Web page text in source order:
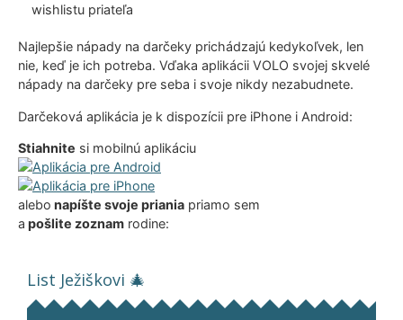
wishlistu priateľa
Najlepšie nápady na darčeky prichádzajú kedykoľvek, len
nie, keď je ich potreba. Vďaka aplikácii VOLO svojej skvelé
nápady na darčeky pre seba i svoje nikdy nezabudnete.
Darčeková aplikácia je k dispozícii pre iPhone i Android:
Stiahnite si mobilnú aplikáciu
alebo napíšte svoje priania priamo sem
a pošlite zoznam rodine: